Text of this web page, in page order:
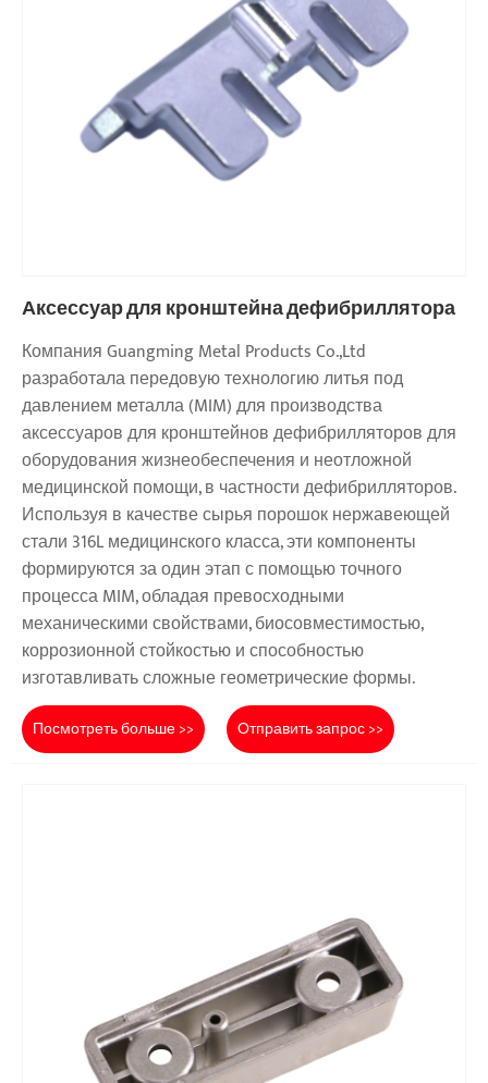
Аксессуар для кронштейна дефибриллятора
Компания Guangming Metal Products Co.,Ltd
разработала передовую технологию литья под
давлением металла (MIM) для производства
аксессуаров для кронштейнов дефибрилляторов для
оборудования жизнеобеспечения и неотложной
медицинской помощи, в частности дефибрилляторов.
Используя в качестве сырья порошок нержавеющей
стали 316L медицинского класса, эти компоненты
формируются за один этап с помощью точного
процесса MIM, обладая превосходными
механическими свойствами, биосовместимостью,
коррозионной стойкостью и способностью
изготавливать сложные геометрические формы.
Посмотреть больше >> Отправить запрос >>